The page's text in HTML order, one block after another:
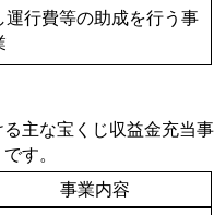
運行費等の助成を行う事
主な宝くじ収益金充当事
す。
事業内容